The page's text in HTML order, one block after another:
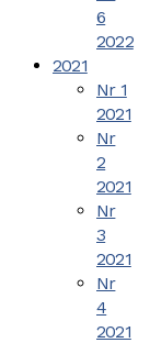
6
2022
2021
Nr 1
2021
Nr
2
2021
Nr
3
2021
Nr
4
2021